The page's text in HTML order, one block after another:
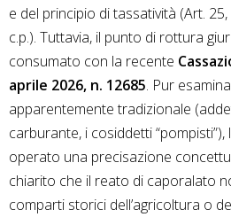
e del principio di tassatività (Art.
c.p.). Tuttavia, il punto di rottura
consumato con la recente
aprile 2026, n. 12685. Pur
apparentemente tradizionale
carburante, i cosiddetti
operato una precisazione
chiarito che il reato di caporalato
comparti storici dell’agricoltura o